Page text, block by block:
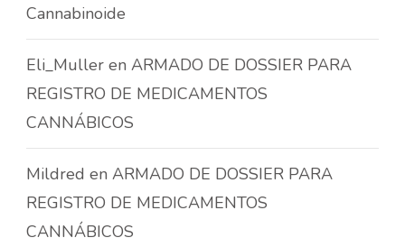
Cannabinoide
Eli_Muller en ARMADO DE DOSSIER PARA
REGISTRO DE MEDICAMENTOS
CANNÁBICOS
Mildred en ARMADO DE DOSSIER PARA
REGISTRO DE MEDICAMENTOS
CANNÁBICOS